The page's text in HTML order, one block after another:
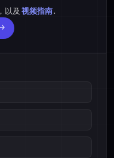
，以及 视频指南.